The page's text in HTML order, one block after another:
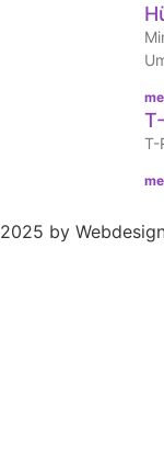
T-
2025 by